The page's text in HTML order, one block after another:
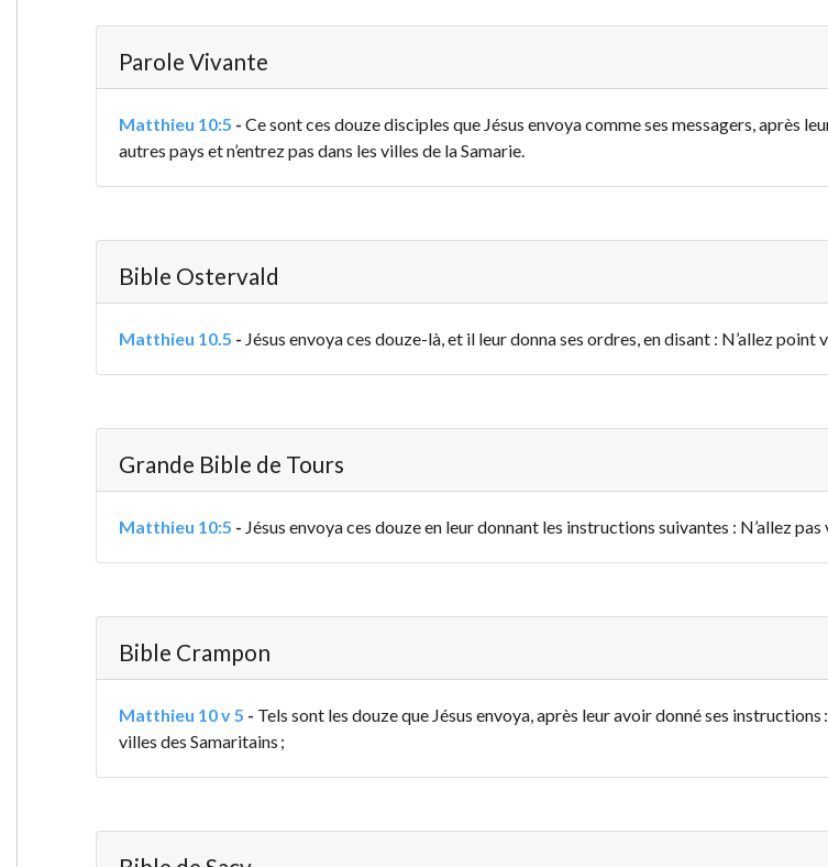
Parole Vivante
Matthieu 10:5 - Ce sont ces douze disciples que Jésus envoya comme ses messagers, après
autres pays et n’entrez pas dans les villes de la Samarie.
Bible Ostervald
Matthieu 10.5 - Jésus envoya ces douze-là, et il leur donna ses ordres, en disant : N’allez point
Grande Bible de Tours
Matthieu 10:5 - Jésus envoya ces douze en leur donnant les instructions suivantes : N’allez
Bible Crampon
Matthieu 10 v 5 - Tels sont les douze que Jésus envoya, après leur avoir donné ses
villes des Samaritains ;